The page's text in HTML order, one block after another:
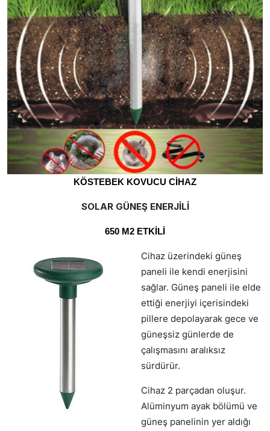
KÖSTEBEK KOVUCU CİHAZ
SOLAR GÜNEŞ ENERJİLİ
650 M2 ETKİLİ
Cihaz üzerindeki güneş
paneli ile kendi enerjisini
sağlar. Güneş paneli ile elde
ettiği enerjiyi içerisindeki
pillere depolayarak gece ve
güneşsiz günlerde de
çalışmasını aralıksız
sürdürür.
Cihaz 2 parçadan oluşur.
Alüminyum ayak bölümü ve
güneş panelinin yer aldığı